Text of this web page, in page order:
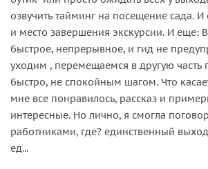
озвучить тайминг на посещение сада.
и место завершения экскурсии. И еще:
быстрое, непрерывное, и гид не
уходим , перемещаемся в другую часть
быстро, не спокойным шагом. Что
мне все понравилось, рассказ и
интересные. Но лично, я смогла
работниками, где? единственный
ед...